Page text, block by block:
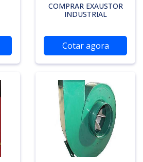
COMPRAR EXAUSTOR
INDUSTRIAL
Cotar agora